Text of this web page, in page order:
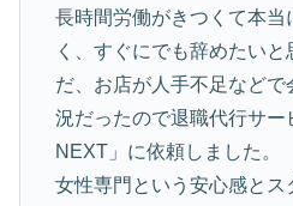
長時間労働がきつくて本当
く、すぐにでも辞めたい
だ、お店が人手不足など
況だったので退職代行サー
NEXT」に依頼しました。
女性専門という安心感と